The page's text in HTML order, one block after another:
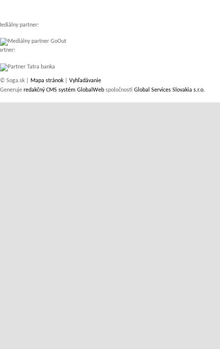
partner:
© Soga.sk | Mapa stránok
Vyhľadávanie
Generuje redakčný CMS systém GlobalWeb spoločnosti Global Services Slovakia s.r.o.